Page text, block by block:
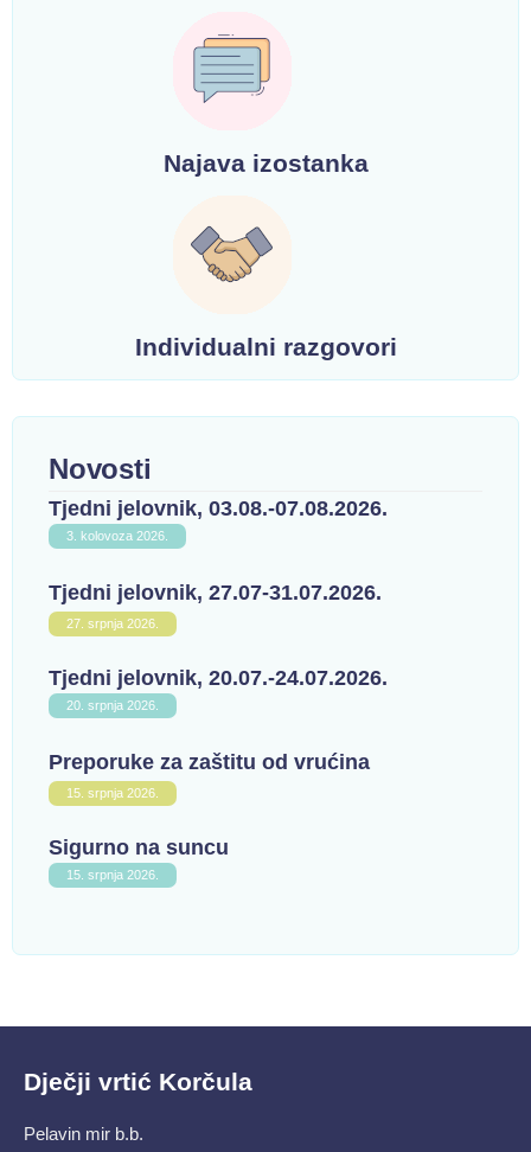
Najava izostanka
Individualni razgovori
Novosti
Tjedni jelovnik, 03.08.-07.08.2026.
3. kolovoza 2026.
Tjedni jelovnik, 27.07-31.07.2026.
27. srpnja 2026.
Tjedni jelovnik, 20.07.-24.07.2026.
20. srpnja 2026.
Preporuke za zaštitu od vrućina
15. srpnja 2026.
Sigurno na suncu
15. srpnja 2026.
Dječji vrtić Korčula
Pelavin mir b.b.